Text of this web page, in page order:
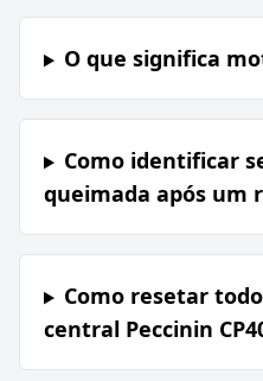
O que significa
Como identificar
queimada após um
Como resetar
central Peccinin